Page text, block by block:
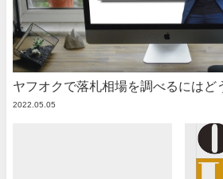
ヤフオクで落札相場を調べるにはど
2022.05.05